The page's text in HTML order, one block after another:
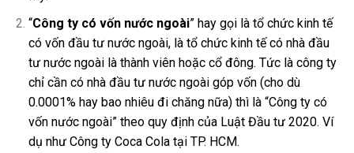
“Công ty có vốn nước ngoài” hay gọi là tổ chức kinh tế
có vốn đầu tư nước ngoài, là tổ chức kinh tế có nhà đầu
tư nước ngoài là thành viên hoặc cổ đông. Tức là công ty
chỉ cần có nhà đầu tư nước ngoài góp vốn (cho dù
0.0001% hay bao nhiêu đi chăng nữa)thì là “Công ty có
vốn nước ngoài” theo quy định của Luật Đầu tư 2020. Ví
dụ như Công ty Coca Cola tại TP. HCM.